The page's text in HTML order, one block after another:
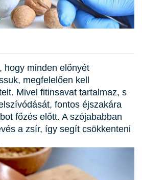
hogy minden előnyét
megfelelően kell
Mivel fitinsavat tartalmaz, s
fontos éjszakára
főzés előtt. A szójababban
a zsír, így segít csökkenteni